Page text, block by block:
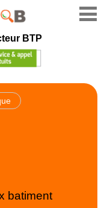
BTP
batiment